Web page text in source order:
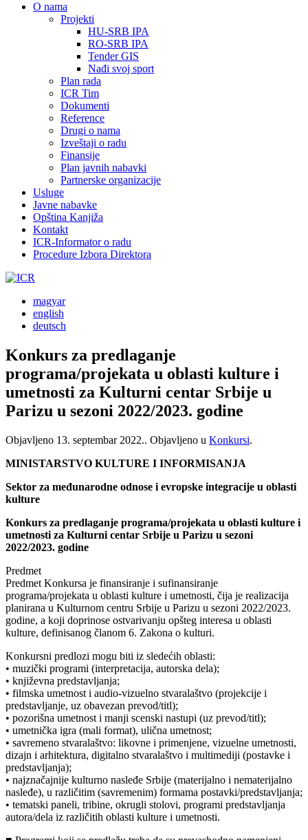
О nama
Projekti
HU-SRB IPA
RO-SRB IPA
Tender GIS
Nađi svoj sport
Plan rada
ICR Tim
Dokumenti
Reference
Drugi o nama
Izveštaji o radu
Finansije
Plan javnih nabavki
Partnerske organizacije
Usluge
Javne nabavke
Opština Kanjiža
Kontakt
ICR-Informator o radu
Procedure Izbora Direktora
magyar
english
deutsch
Konkurs za predlaganje
programa/projekata u oblasti kulture i
umetnosti za Kulturni centar Srbije u
Parizu u sezoni 2022/2023. godine
Objavljeno 13. septembar 2022.. Objavljeno u Konkursi.
MINISTARSTVO KULTURE I INFORMISANJA
Sektor za međunarodne odnose i evropske integracije u oblasti
kulture
Konkurs za predlaganje programa/projekata u oblasti kulture i
umetnosti za Kulturni centar Srbije u Parizu u sezoni
2022/2023. godine
Predmet
Predmet Konkursa je finansiranje i sufinansiranje
programa/projekata u oblasti kulture i umetnosti, čija je realizacija
planirana u Kulturnom centru Srbije u Parizu u sezoni 2022/2023.
godine, a koji doprinose ostvarivanju opšteg interesa u oblasti
kulture, definisanog članom 6. Zakona o kulturi.
Konkursni predlozi mogu biti iz sledećih oblasti:
• muzički programi (interpretacija, autorska dela);
• književna predstavljanja;
• filmska umetnost i audio-vizuelno stvaralaštvo (projekcije i
predstavljanje, uz obavezan prevod/titl);
• pozorišna umetnost i manji scenski nastupi (uz prevod/titl);
• umetnička igra (mali format), ulična umetnost;
• savremeno stvaralaštvo: likovne i primenjene, vizuelne umetnosti,
dizajn i arhitektura, digitalno stvaralaštvo i multimediji (postavke i
predstavljanja);
• najznačajnije kulturno nasleđe Srbije (materijalno i nematerijalno
nasleđe), u različitim (savremenim) formama postavki/predstavljanja;
• tematski paneli, tribine, okrugli stolovi, programi predstavljanja
autora/dela iz različitih oblasti kulture i umetnosti.